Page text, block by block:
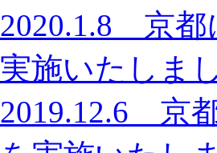
2020.1.8 京都
実施いたしま
2019.12.6 京